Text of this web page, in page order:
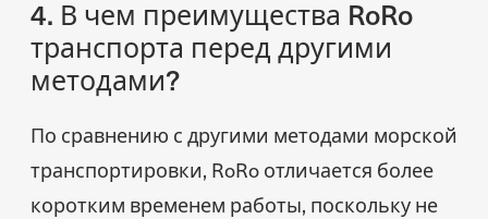
4. В чем преимущества RoRo
транспорта перед другими
методами?
По сравнению с другими методами морской
транспортировки, RoRo отличается более
коротким временем работы, поскольку не